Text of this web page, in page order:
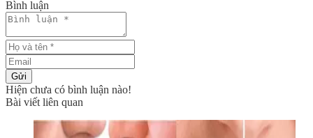
Bình luận
Gửi
Hiện chưa có bình luận nào!
Bài viết liên quan